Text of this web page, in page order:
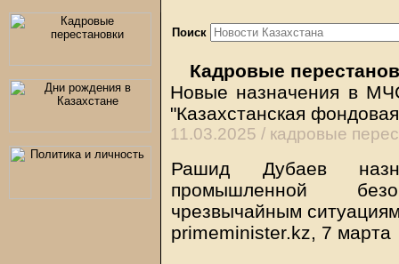
Поиск
Кадровые
Новые назначения в
"Казахстанская
11.03.2025 / кадровые
Рашид Дубаев
промышленной
чрезвычайным
primeminister.kz, 7 марта